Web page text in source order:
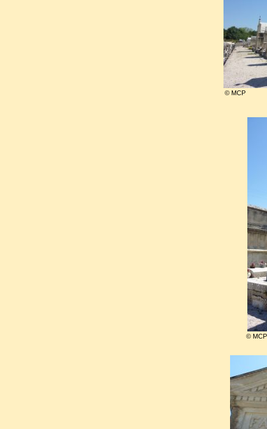
Charles Maurras, qui avait
Guerre mondiale
condamné, par anti
rapprochement avec
devait cependant, par
approuver les accords de
En 1940, il saluait comme
au pouvoir.
avec toute sa vigueur
gouvernement de Vichy et
En 1945, il fut condamné
à la réclusion à perpétuité
dreyfusard, Maurras
© MCP
© MCP